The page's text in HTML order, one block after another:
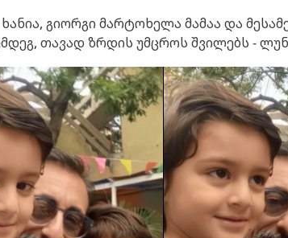
გიორგი მარტოხელა მამაა და
თავად ზრდის უმცროს შვილებს -